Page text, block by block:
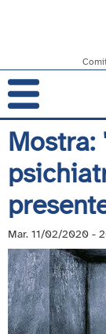
Salta
al
contenuto
Navigazione
principale
Mar. 11/02/2020 -